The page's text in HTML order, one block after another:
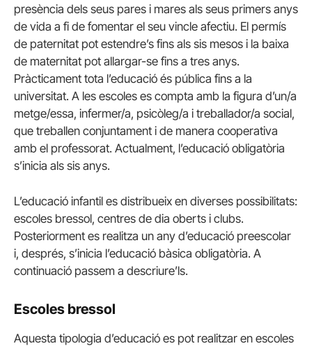
presència dels seus pares i mares als seus primers anys
de vida a fi de fomentar el seu vincle afectiu. El permís
de paternitat pot estendre’s fins als sis mesos i la baixa
de maternitat pot allargar-se fins a tres anys.
Pràcticament tota l’educació és pública fins a la
universitat. A les escoles es compta amb la figura d’un/a
metge/essa, infermer/a, psicòleg/a i treballador/a social,
que treballen conjuntament i de manera cooperativa
amb el professorat. Actualment, l’educació obligatòria
s’inicia als sis anys.
L’educació infantil es distribueix en diverses possibilitats:
escoles bressol, centres de dia oberts i clubs.
Posteriorment es realitza un any d’educació preescolar
i, després, s’inicia l’educació bàsica obligatòria. A
continuació passem a descriure’ls.
Escoles bressol
Aquesta tipologia d’educació es pot realitzar en escoles